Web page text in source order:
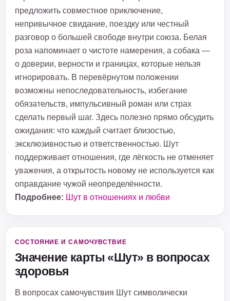
предложить совместное приключение,
непривычное свидание, поездку или честный
разговор о большей свободе внутри союза. Белая
роза напоминает о чистоте намерения, а собака —
о доверии, верности и границах, которые нельзя
игнорировать. В перевёрнутом положении
возможны непоследовательность, избегание
обязательств, импульсивный роман или страх
сделать первый шаг. Здесь полезно прямо обсудить
ожидания: что каждый считает близостью,
эксклюзивностью и ответственностью. Шут
поддерживает отношения, где лёгкость не отменяет
уважения, а открытость новому не используется как
оправдание чужой неопределённости.
Подробнее: Шут в отношениях и любви
СОСТОЯНИЕ И САМОЧУВСТВИЕ
Значение карты «Шут» в вопросах
здоровья
В вопросах самочувствия Шут символически